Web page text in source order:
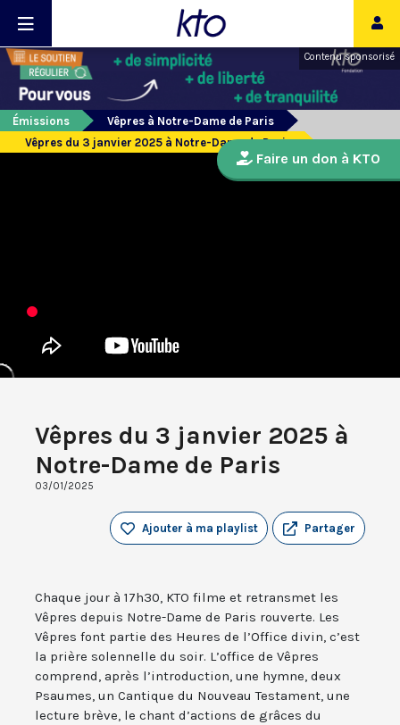
Contenu sponsorisé
Émissions
Vêpres à Notre-Dame de Paris
Vêpres du 3 janvier 2025 à Notre-Dame de Paris
Vêpres du 3 janvier 2025 à
Notre-Dame de Paris
03/01/2025
Partager
Ajouter à ma playlist
Chaque jour à 17h30, KTO filme et retransmet les
Vêpres depuis Notre-Dame de Paris rouverte. Les
Vêpres font partie des Heures de l’Office divin, c’est
la prière solennelle du soir. L’office de Vêpres
comprend, après l’introduction, une hymne, deux
Psaumes, un Cantique du Nouveau Testament, une
lecture brève, le chant d’actions de grâces du
Faire un don à KTO